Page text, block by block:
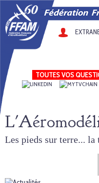
TOUTES VOS
Les pieds sur terre... la